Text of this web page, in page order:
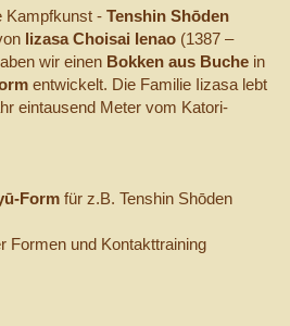
Kampfkunst - Tenshin Shōden
lizasa Choisai Ienao (1387 –
wir einen Bokken aus Buche in
entwickelt. Die Familie Iizasa lebt
eintausend Meter vom Katori-
Form für z.B. Tenshin Shōden
Formen und Kontakttraining